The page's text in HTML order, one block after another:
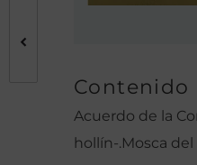
Contenido
Acuerdo de la
hollín-.Mosca